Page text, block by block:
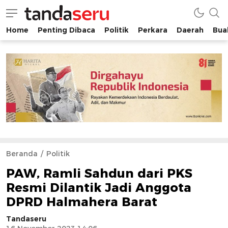
tandaseru.com | Penting Dibaca
tandaseru.com
Home Penting Dibaca Politik Perkara Daerah
Beranda Politik
PAW, Ramli Sahdun dari PKS
Resmi Dilantik Jadi Anggota
DPRD Halmahera Barat
Tandaseru